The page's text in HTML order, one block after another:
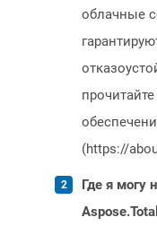
облачные
(https://
Где я могу